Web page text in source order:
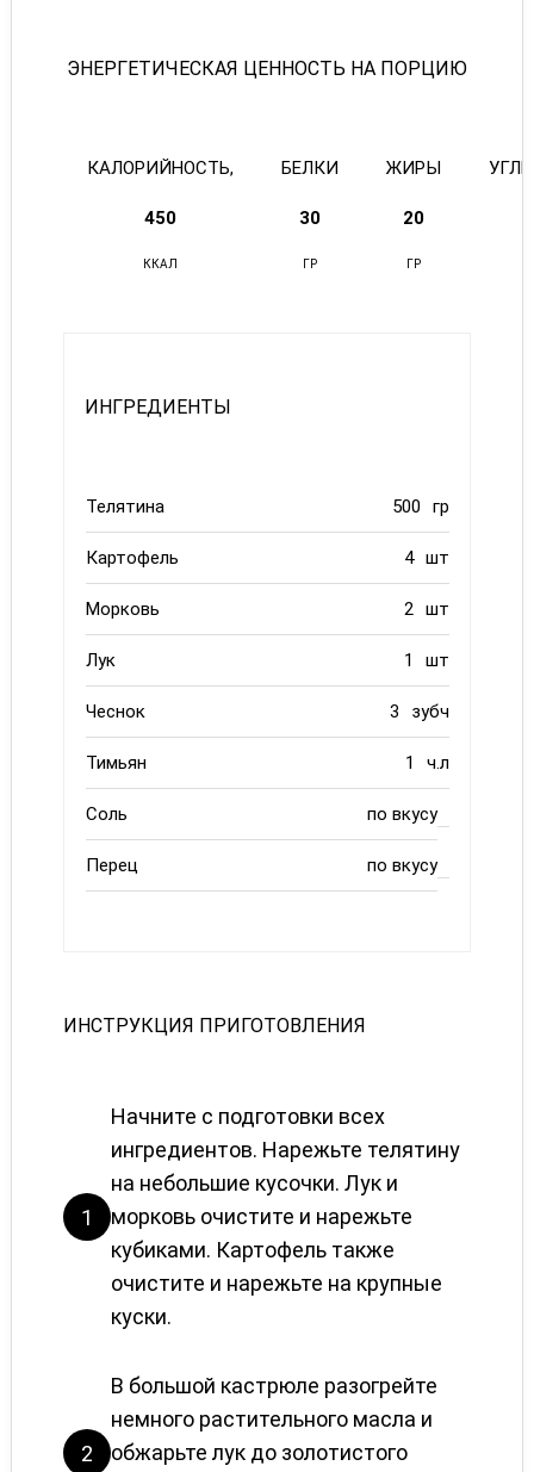
ЭНЕРГЕТИЧЕСКАЯ ЦЕННОСТЬ НА ПОРЦИЮ
КАЛОРИЙНОСТЬ, БЕЛКИ ЖИРЫ
450 30 20
ККАЛ ГР ГР
ИНГРЕДИЕНТЫ
Телятина 500 гр
Картофель 4 шт
Морковь 2 шт
Лук 1 шт
Чеснок 3 зубч
Тимьян 1 ч.л
Соль по вкусу
Перец по вкусу
ИНСТРУКЦИЯ ПРИГОТОВЛЕНИЯ
1
Начните с подготовки всех
ингредиентов. Нарежьте телятину
на небольшие кусочки. Лук и
морковь очистите и нарежьте
кубиками. Картофель также
очистите и нарежьте на крупные
куски.
2
В большой кастрюле разогрейте
немного растительного масла и
обжарьте лук до золотистого